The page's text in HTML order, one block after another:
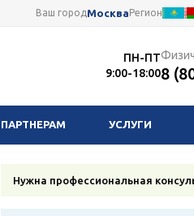
Ваш городМоскваРегион
ПН-ПТ
9:00-18:008
ПАРТНЕРАМ УСЛУГИ
Нужна профессиональная